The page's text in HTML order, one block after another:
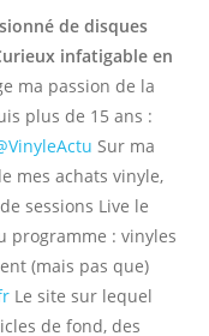
de disques
infatigable en
ma passion de la
plus de 15 ans :
Sur ma
mes achats vinyle,
sessions Live le
programme : vinyles
(mais pas que)
Le site sur lequel
de fond, des